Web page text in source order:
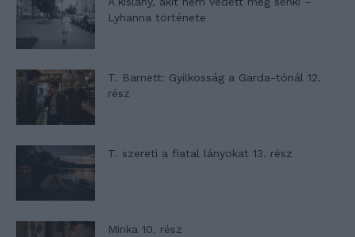
Lyhanna története
T. Barnett: Gyilkosság a Garda-tónál 12.
rész
T. szereti a fiatal lányokat 13. rész
Minka 10. rész